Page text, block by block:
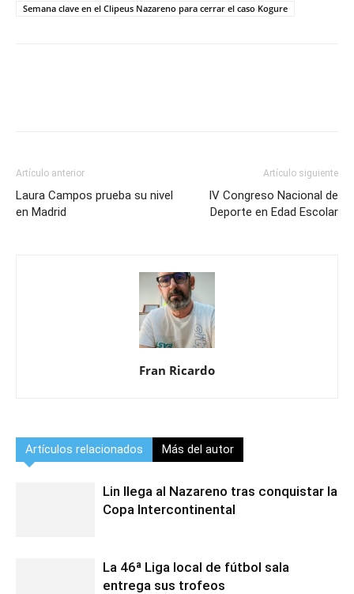
Semana clave en el Clipeus Nazareno para cerrar el caso Kogure
Artículo anterior
Laura Campos prueba su nivel
en Madrid
Artículo siguiente
IV Congreso Nacional de
Deporte en Edad Escolar
Fran Ricardo
Artículos relacionados Más del autor
Lin llega al Nazareno tras conquistar la
Copa Intercontinental
La 46ª Liga local de fútbol sala
entrega sus trofeos